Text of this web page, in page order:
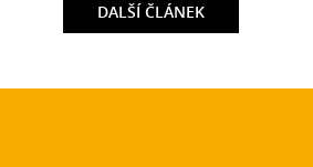
DALŠÍČLÁNEK